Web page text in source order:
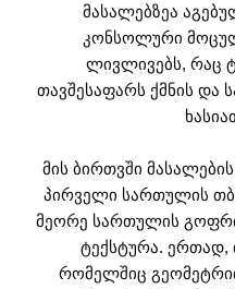
მასალებზეა
კონსოლური
ლივლივებს, რაც
თავშესაფარს ქმნის და
მის ბირთვში
პირველი სართულის
მეორე სართულის
ტექსტურა. ერთად,
რომელშიც